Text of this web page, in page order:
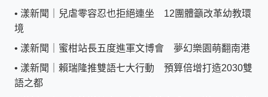
• 漾新聞｜兒虐零容忍也拒絕連坐 12團體籲改革幼教環
境
• 漾新聞｜蜜柑站長五度進軍文博會 夢幻樂園萌翻南港
• 漾新聞｜賴瑞隆推雙語七大行動 預算倍增打造2030雙
語之都